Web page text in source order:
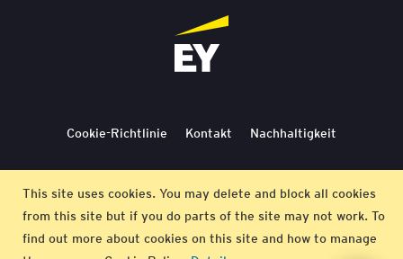
This site uses cookies. You may delete and block all cookies
from this site but if you do parts of the site may not work. To
find out more about cookies on this site and how to manage
Cookie-Richtlinie Kontakt Nachhaltigkeit
Impressum